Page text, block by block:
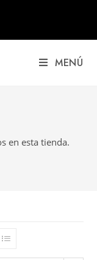
MENÚ
en esta tienda.